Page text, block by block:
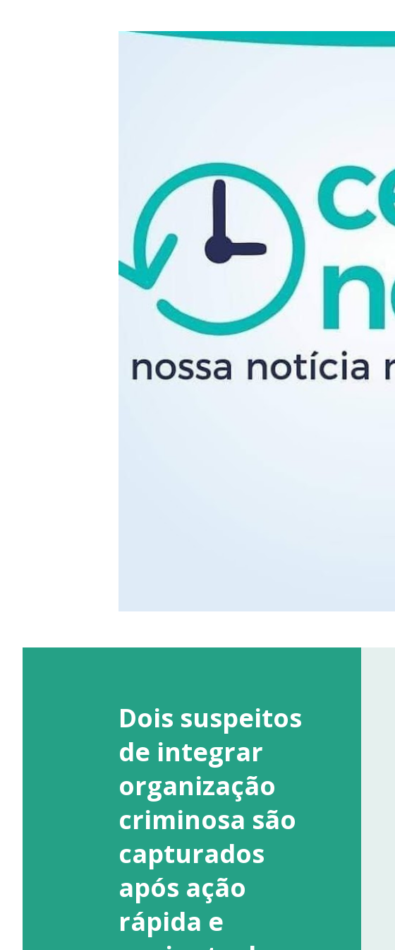
Dois suspeitos
de integrar
organização
criminosa são
capturados
após ação
rápida e